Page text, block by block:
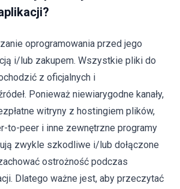
oprogramowania przed jego
i/lub zakupem. Wszystkie pliki do
z oficjalnych i
Ponieważ niewiarygodne kanały,
witryny z hostingiem plików,
to-peer i inne zewnętrzne programy
zwykle szkodliwe i/lub dołączone
ostrożność podczas
Dlatego ważne jest, aby przeczytać